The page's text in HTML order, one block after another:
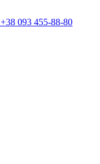
+38 093 455-88-80